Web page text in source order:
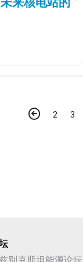
2 3
别克斯坦能源论坛